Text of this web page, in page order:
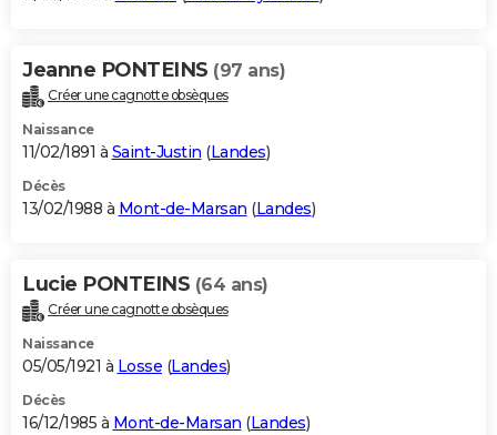
Jeanne PONTEINS (97 ans)
Créer une cagnotte obsèques
Naissance
11/02/1891 à Saint-Justin (Landes)
Décès
13/02/1988 à Mont-de-Marsan (Landes)
Lucie PONTEINS (64 ans)
Créer une cagnotte obsèques
Naissance
05/05/1921 à Losse (Landes)
Décès
16/12/1985 à Mont-de-Marsan (Landes)